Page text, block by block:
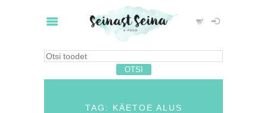
TAG: KÄETOE ALUS